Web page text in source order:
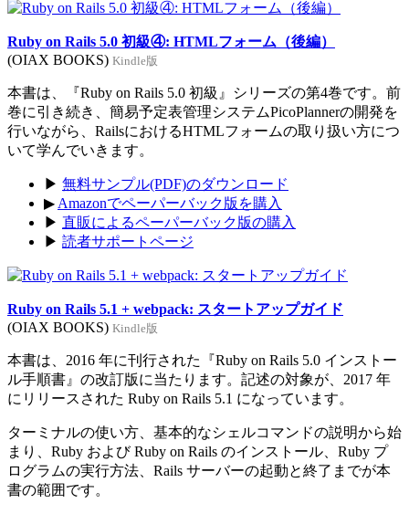
Ruby on Rails 5.0 初級④: HTMLフォーム（後編）
(OIAX BOOKS) Kindle版
本書は、『Ruby on Rails 5.0 初級』シリーズの第4巻です。前
巻に引き続き、簡易予定表管理システムPicoPlannerの開発を
行いながら、RailsにおけるHTMLフォームの取り扱い方につ
いて学んでいきます。
▶ 無料サンプル(PDF)のダウンロード
▶ Amazonでペーパーバック版を購入
▶ 直販によるペーパーバック版の購入
▶ 読者サポートページ
Ruby on Rails 5.1 + webpack: スタートアップガイド
(OIAX BOOKS) Kindle版
本書は、2016 年に刊行された『Ruby on Rails 5.0 インストー
ル手順書』の改訂版に当たります。記述の対象が、2017 年
にリリースされた Ruby on Rails 5.1 になっています。
ターミナルの使い方、基本的なシェルコマンドの説明から始
まり、Ruby および Ruby on Rails のインストール、Ruby プ
ログラムの実行方法、Rails サーバーの起動と終了までが本
書の範囲です。